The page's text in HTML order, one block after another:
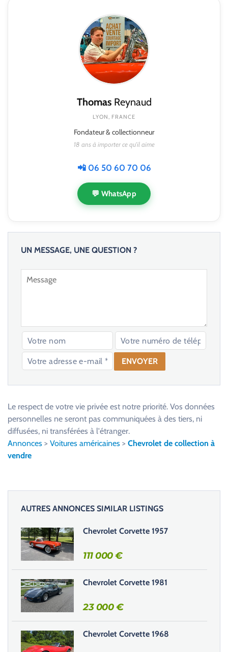
ThomasReynaud
LYON, FRANCE
Fondateur & collectionneur
18 ans à importer ce qu'il aime
📲 06 50 60 70 06
💬 WhatsApp
UN MESSAGE, UNE QUESTION ?
e
s
e
r
c
e
c
h
a
m
p
v
Le respect de votre vie privée est notre priorité. Vos données
personnelles ne seront pas communiquées à des tiers, ni
diffusées, ni transférées à l'étranger.
Annonces > Voitures américaines > Chevrolet de collection à
vendre
AUTRES ANNONCES SIMILAR LISTINGS
Chevrolet Corvette 1957
111 000€
Chevrolet Corvette 1981
23 000€
Chevrolet Corvette 1968